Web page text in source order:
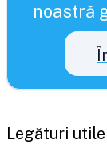
noastră
Legături utile